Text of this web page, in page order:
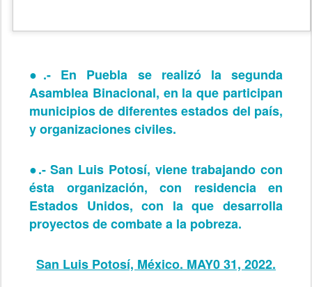
●.- En Puebla se realizó la segunda
Asamblea Binacional, en la que participan
municipios de diferentes estados del país,
y organizaciones civiles.
●.- San Luis Potosí, viene trabajando con
ésta organización, con residencia en
Estados Unidos, con la que desarrolla
proyectos de combate a la pobreza.
San Luis Potosí, México. MAY0 31, 2022.